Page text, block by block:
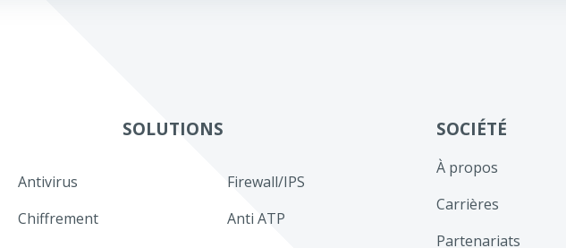
SOLUTIONS
Antivirus
Chiffrement
Firewall/IPS
Anti ATP
SOCIÉTÉ
À propos
Carrières
Partenariats